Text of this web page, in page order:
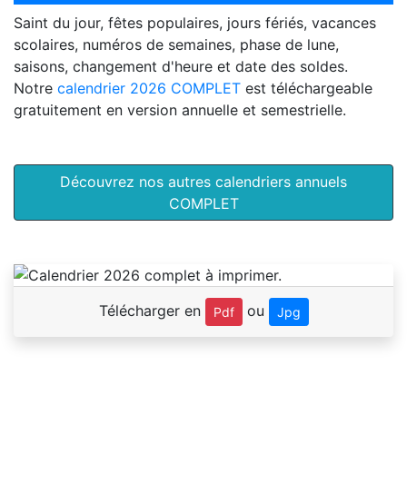
Saint du jour, fêtes populaires, jours fériés, vacances
scolaires, numéros de semaines, phase de lune,
saisons, changement d'heure et date des soldes.
Notre calendrier 2026 COMPLET est téléchargeable
gratuitement en version annuelle et semestrielle.
Découvrez nos autres calendriers annuels
COMPLET
Télécharger en Pdf ou Jpg